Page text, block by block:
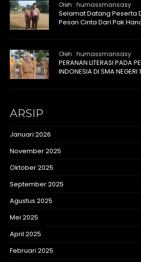
Oleh : humassmansasy
Selamat Datang Peserta
Pesan Cinta Dari Pak
Oleh : humassmansasy
PERANAN LITERASI PADA
INDONESIA DI SMA NEGERI
ARSIP
Januari 2026
November 2025
Oktober 2025
September 2025
Agustus 2025
Mei 2025
April 2025
Februari 2025